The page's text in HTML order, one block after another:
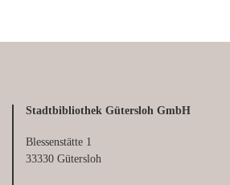
Stadtbibliothek Gütersloh GmbH
Blessenstätte 1
33330 Gütersloh